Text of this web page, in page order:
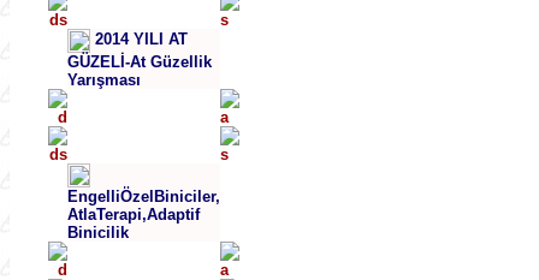
2014 YILI AT
GÜZELİ-At Güzellik
Yarışması
EngelliÖzelBiniciler,
AtlaTerapi,Adaptif
Binicilik